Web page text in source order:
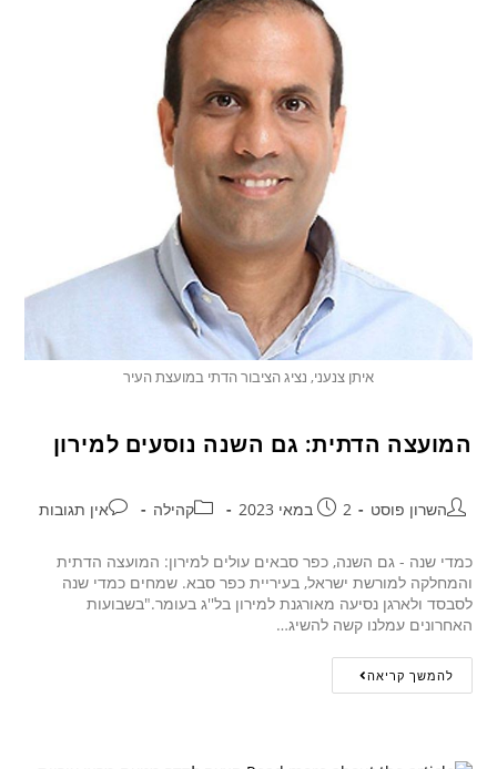
איתן צנעני, נציג הציבור הדתי במועצת העיר
המועצה הדתית: גם השנה נוסעים למירון
השרון פוסט 2 במאי 2023 קהילה אין תגובות
כמדי שנה - גם השנה, כפר סבאים עולים למירון: המועצה הדתית
והמחלקה למורשת ישראל, בעיריית כפר סבא. שמחים כמדי שנה
לסבסד ולארגן נסיעה מאורגנת למירון בל''ג בעומר."בשבועות
האחרונים עמלנו קשה להשיג…
להמשך קריאה